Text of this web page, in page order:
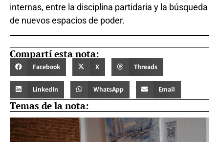
internas, entre la disciplina partidaria y la búsqueda
de nuevos espacios de poder.
Compartí esta nota:
Facebook X Threads
LinkedIn WhatsApp Email
Temas de la nota: